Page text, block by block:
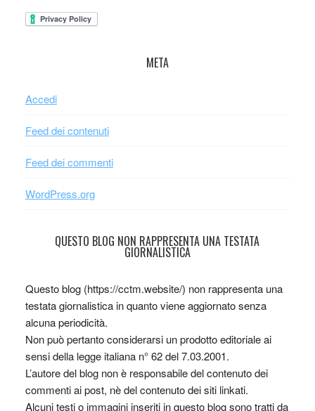
META
Accedi
Feed dei contenuti
Feed dei commenti
WordPress.org
QUESTO BLOG NON RAPPRESENTA UNA TESTATA
GIORNALISTICA
Questo blog (https://cctm.website/) non rappresenta una
testata giornalistica in quanto viene aggiornato senza
alcuna periodicità.
Non può pertanto considerarsi un prodotto editoriale ai
sensi della legge italiana n° 62 del 7.03.2001.
L’autore del blog non è responsabile del contenuto dei
commenti ai post, nè del contenuto dei siti linkati.
Alcuni testi o immagini inseriti in questo blog sono tratti da